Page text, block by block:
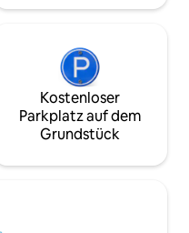
Kostenloser
Parkplatz auf dem
Grundstück